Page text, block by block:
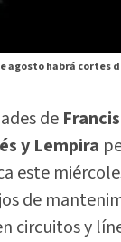
agosto habrá cortes
de
y Lempira
este
de
circuitos y